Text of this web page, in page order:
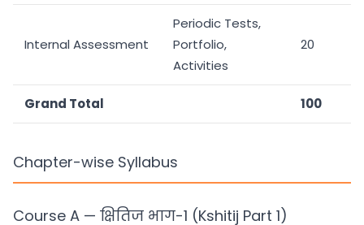
Internal Assessment
Periodic Tests,
Portfolio,
Activities
20
Grand Total 100
Chapter-wise Syllabus
Course A — क्षितिज भाग-1 (Kshitij Part 1)